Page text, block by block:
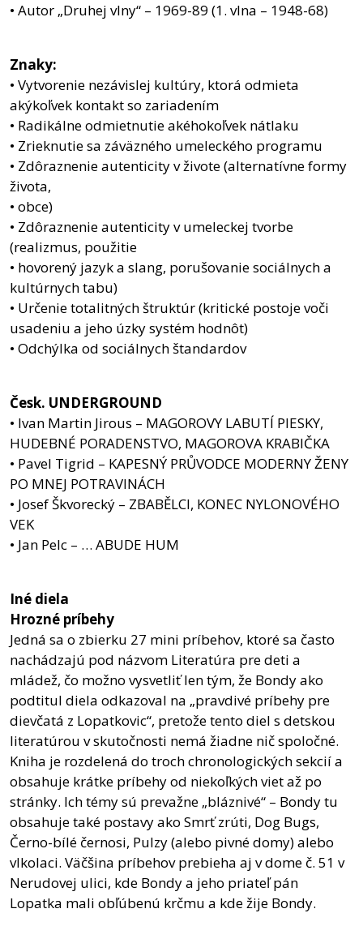
• Autor „Druhej vlny“ – 1969-89 (1. vlna – 1948-68)
Znaky:
• Vytvorenie nezávislej kultúry, ktorá odmieta
akýkoľvek kontakt so zariadením
• Radikálne odmietnutie akéhokoľvek nátlaku
• Zrieknutie sa záväzného umeleckého programu
• Zdôraznenie autenticity v živote (alternatívne formy
života,
• obce)
• Zdôraznenie autenticity v umeleckej tvorbe
(realizmus, použitie
• hovorený jazyk a slang, porušovanie sociálnych a
kultúrnych tabu)
• Určenie totalitných štruktúr (kritické postoje voči
usadeniu a jeho úzky systém hodnôt)
• Odchýlka od sociálnych štandardov
Česk. UNDERGROUND
• Ivan Martin Jirous – MAGOROVY LABUTÍ PIESKY,
HUDEBNÉ PORADENSTVO, MAGOROVA KRABIČKA
• Pavel Tigrid – KAPESNÝ PRŮVODCE MODERNY ŽENY
PO MNEJ POTRAVINÁCH
• Josef Škvorecký – ZBABĚLCI, KONEC NYLONOVÉHO
VEK
• Jan Pelc – … ABUDE HUM
Iné diela
Hrozné príbehy
Jedná sa o zbierku 27 mini príbehov, ktoré sa často
nachádzajú pod názvom Literatúra pre deti a
mládež, čo možno vysvetliť len tým, že Bondy ako
podtitul diela odkazoval na „pravdivé príbehy pre
dievčatá z Lopatkovic“, pretože tento diel s detskou
literatúrou v skutočnosti nemá žiadne nič spoločné.
Kniha je rozdelená do troch chronologických sekcií a
obsahuje krátke príbehy od niekoľkých viet až po
stránky. Ich témy sú prevažne „bláznivé“ – Bondy tu
obsahuje také postavy ako Smrť zrúti, Dog Bugs,
Černo-bílé černosi, Pulzy (alebo pivné domy) alebo
vlkolaci. Väčšina príbehov prebieha aj v dome č. 51 v
Nerudovej ulici, kde Bondy a jeho priateľ pán
Lopatka mali obľúbenú krčmu a kde žije Bondy.